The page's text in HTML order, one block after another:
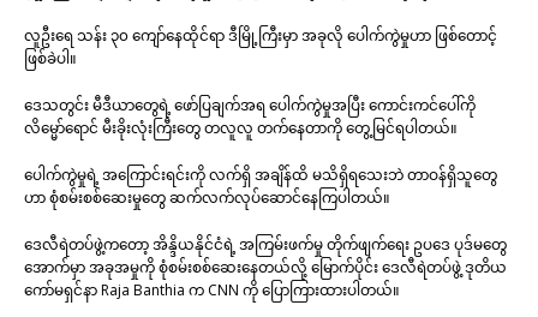
လူဦးရေ သန်း ၃၀ ကျော်နေထိုင်ရာ ဒီမြို့ကြီးမှာ အခုလို ပေါက်ကွဲမှုဟာ ဖြစ်တောင့်
ဖြစ်ခဲပါ။
ဒေသတွင်း မီဒီယာတွေရဲ့ ဖော်ပြချက်အရ ပေါက်ကွဲမှုအပြီး ကောင်းကင်ပေါ်ကို
လိမ္မော်ရောင် မီးခိုးလုံးကြီးတွေ တလူလူ တက်နေတာကို တွေ့မြင်ရပါတယ်။
ပေါက်ကွဲမှုရဲ့ အကြောင်းရင်းကို လက်ရှိ အချိန်ထိ မသိရှိရသေးဘဲ တာဝန်ရှိသူတွေ
ဟာ စုံစမ်းစစ်ဆေးမှုတွေ ဆက်လက်လုပ်ဆောင်နေကြပါတယ်။
ဒေလီရဲတပ်ဖွဲ့ကတော့ အိန္ဒိယနိုင်ငံရဲ့ အကြမ်းဖက်မှု တိုက်ဖျက်ရေး ဥပဒေ ပုဒ်မတွေ
အောက်မှာ အခုအမှုကို စုံစမ်းစစ်ဆေးနေတယ်လို့ မြောက်ပိုင်း ဒေလီရဲတပ်ဖွဲ့ ဒုတိယ
ကော်မရှင်နာ Raja Banthia က CNN ကို ပြောကြားထားပါတယ်။